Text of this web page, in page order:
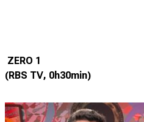
ZERO 1
(RBS TV, 0h30min)